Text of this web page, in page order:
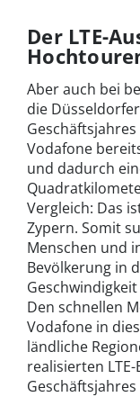
Der LTE-
Aber auch bei
die
Vodafone
und dadurch
Vergleich: Das
Zypern. Somit
Menschen und
Bevölkerung in
Den schnellen
Vodafone in
ländliche
realisierten